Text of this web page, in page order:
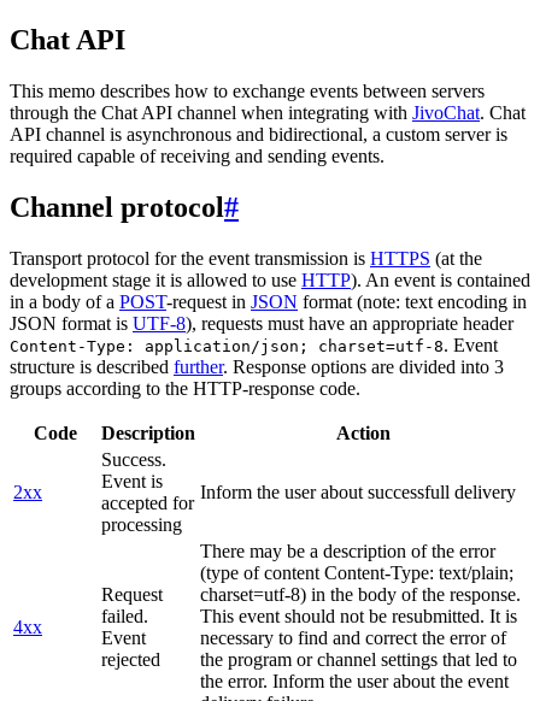
Chat API
This memo describes how to exchange events between servers
through the Chat API channel when integrating with JivoChat. Chat
API channel is asynchronous and bidirectional, a custom server is
required capable of receiving and sending events.
Channel protocol#
Transport protocol for the event transmission is HTTPS (at the
development stage it is allowed to use HTTP). An event is contained
in a body of a POST-request in JSON format (note: text encoding in
JSON format is UTF-8), requests must have an appropriate header
Content-Type: application/json; charset=utf-8. Event
structure is described further. Response options are divided into 3
groups according to the HTTP-response code.
Code Description Action
2xx
Success.
Event is
accepted for
processing
Inform the user about successfull delivery
4xx
Request
failed.
Event
rejected
There may be a description of the error
(type of content Content-Type: text/plain;
charset=utf-8) in the body of the response.
This event should not be resubmitted. It is
necessary to find and correct the error of
the program or channel settings that led to
the error. Inform the user about the event